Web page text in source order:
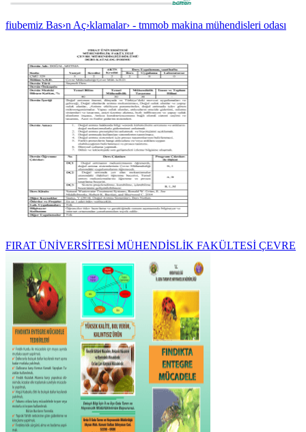
fiubemiz Bas›n Aç›klamalar› - tmmob makina mühendisleri odası
FIRAT ÜNİVERSİTESİ MÜHENDİSLİK FAKÜLTESİ ÇEVRE